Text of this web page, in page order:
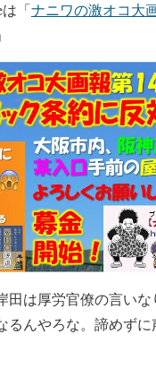
「ナニワの激オコ大
」
田は厚労官僚の言いな
るんやろな。諦めずに